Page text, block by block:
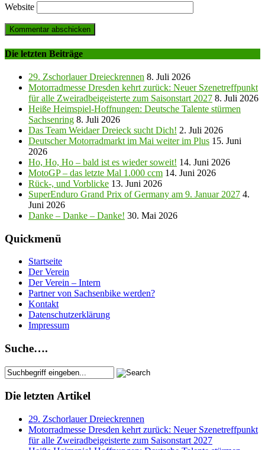
Website
Die letzten Beiträge
29. Zschorlauer Dreieckrennen 8. Juli 2026
Motorradmesse Dresden kehrt zurück: Neuer Szenetreffpunkt
für alle Zweiradbeigeisterte zum Saisonstart 2027 8. Juli 2026
Heiße Heimspiel-Hoffnungen: Deutsche Talente stürmen
Sachsenring 8. Juli 2026
Das Team Weidaer Dreieck sucht Dich! 2. Juli 2026
Deutscher Motorradmarkt im Mai weiter im Plus 15. Juni
2026
Ho, Ho, Ho – bald ist es wieder soweit! 14. Juni 2026
MotoGP – das letzte Mal 1.000 ccm 14. Juni 2026
Rück-, und Vorblicke 13. Juni 2026
SuperEnduro Grand Prix of Germany am 9. Januar 2027 4.
Juni 2026
Danke – Danke – Danke! 30. Mai 2026
Quickmenü
Startseite
Der Verein
Der Verein – Intern
Partner von Sachsenbike werden?
Kontakt
Datenschutzerklärung
Impressum
Suche….
Die letzten Artikel
29. Zschorlauer Dreieckrennen
Motorradmesse Dresden kehrt zurück: Neuer Szenetreffpunkt
für alle Zweiradbeigeisterte zum Saisonstart 2027